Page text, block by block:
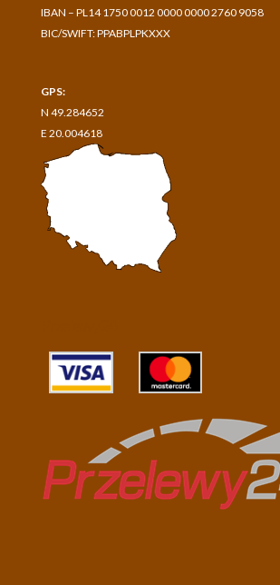
IBAN – PL14 1750 0012 0000 0000 2760 9058
BIC/SWIFT: PPABPLPKXXX
GPS:
N 49.284652
E 20.004618